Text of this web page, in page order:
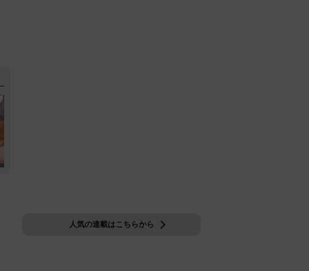
人気の連載はこちらから